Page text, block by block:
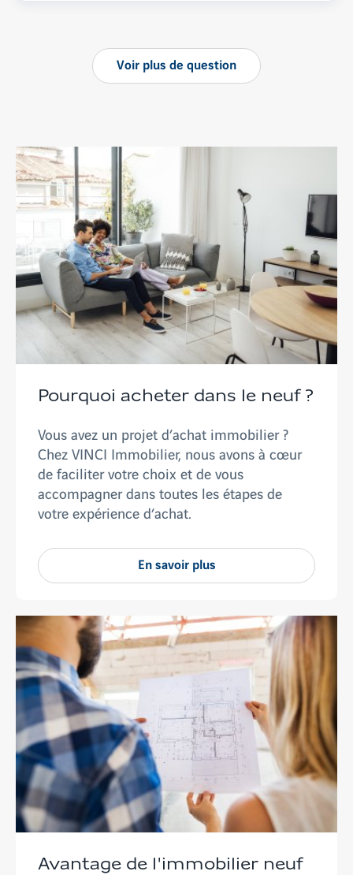
Voir plus de question
Pourquoi acheter dans le neuf ?
Vous avez un projet d’achat immobilier ?
Chez VINCI Immobilier, nous avons à cœur
de faciliter votre choix et de vous
accompagner dans toutes les étapes de
votre expérience d’achat.
En savoir plus
Avantage de l'immobilier neuf